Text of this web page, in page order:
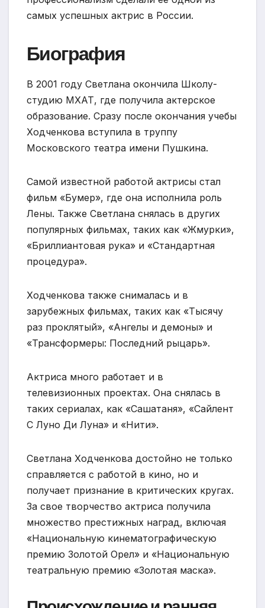
самых успешных актрис в России.
Биография
В 2001 году Светлана окончила Школу-
студию МХАТ, где получила актерское
образование. Сразу после окончания учебы
Ходченкова вступила в труппу
Московского театра имени Пушкина.
Самой известной работой актрисы стал
фильм «Бумер», где она исполнила роль
Лены. Также Светлана снялась в других
популярных фильмах, таких как «Жмурки»,
«Бриллиантовая рука» и «Стандартная
процедура».
Ходченкова также снималась и в
зарубежных фильмах, таких как «Тысячу
раз проклятый», «Ангелы и демоны» и
«Трансформеры: Последний рыцарь».
Актриса много работает и в
телевизионных проектах. Она снялась в
таких сериалах, как «Сашатаня», «Сайлент
С Луно Ди Луна» и «Нити».
Светлана Ходченкова достойно не только
справляется с работой в кино, но и
получает признание в критических кругах.
За свое творчество актриса получила
множество престижных наград, включая
«Национальную кинематографическую
премию Золотой Орел» и «Национальную
театральную премию «Золотая маска».